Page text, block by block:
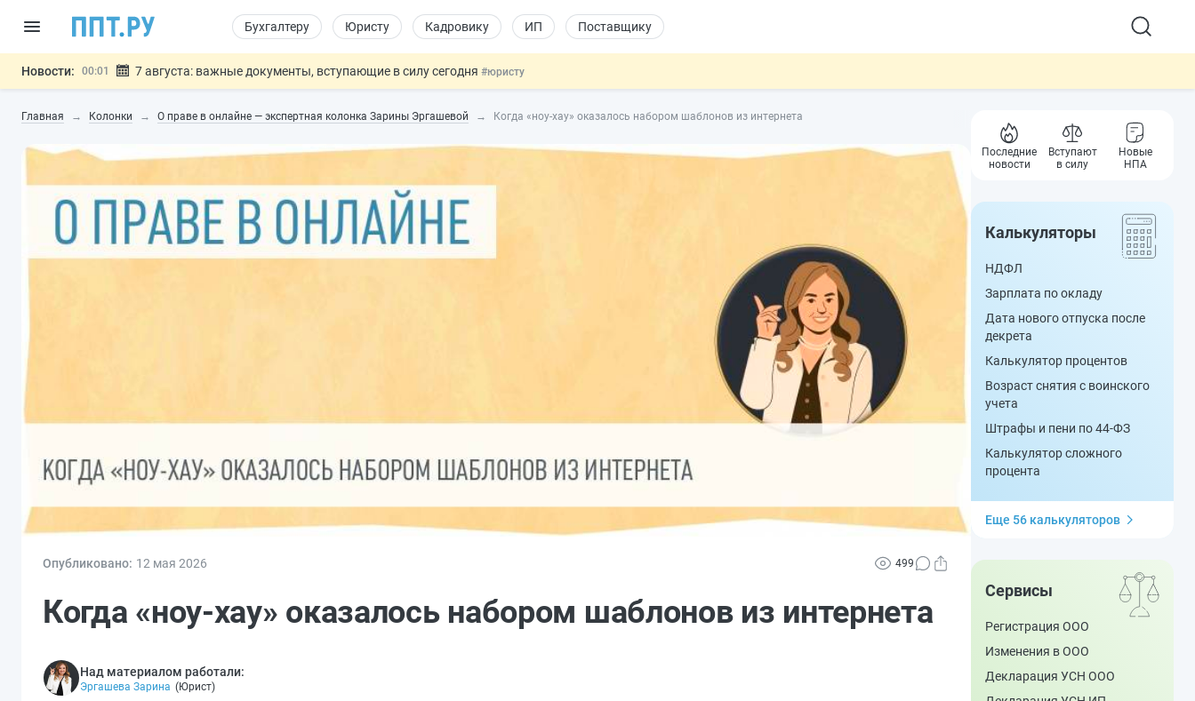
Бухгалтеру Юристу Кадровику ИП Поставщику
Новости: 00:01 7 августа: важные документы, вступающие в силу сегодня #юристу
06.08 Подписан указ об отмене спецрежима для вкладов физлиц из недружественных стран#бухгалтеру
Возврат денег за риелторские услуги при недействительных сделках: инициатива
Главная Колонки О праве в онлайне — экспертная колонка Зарины Эргашевой Когда «ноу-хау» оказалось набором шаблонов из интернета
Опубликовано: 12 мая 2026 499
Когда «ноу-хау» оказалось набором шаблонов из интернета
Над материалом работали:
Эргашева Зарина (Юрист)
Последние
новости
Вступают
в силу
Новые
НПА
Калькуляторы
НДФЛ
Зарплата по окладу
Дата нового отпуска после
декрета
Калькулятор процентов
Возраст снятия с воинского
учета
Штрафы и пени по 44-ФЗ
Калькулятор сложного
процента
Еще 56 калькуляторов
Сервисы
Регистрация ООО
Изменения в ООО
Декларация УСН ООО